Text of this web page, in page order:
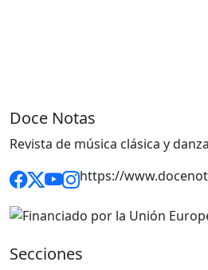
Doce Notas
Revista de música clásica y danza
https://
Secciones